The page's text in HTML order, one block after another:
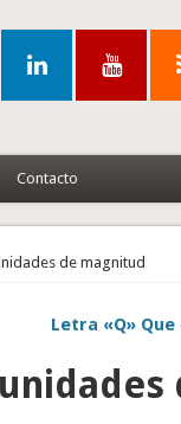
Contacto
de magnitud
Letra «Q»